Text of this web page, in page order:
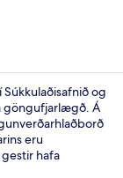
og
göngufjarlægð. Á
eru
hafa